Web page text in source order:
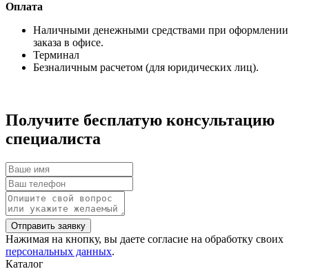
Оплата
Наличными денежными средствами при оформлении
заказа в офисе.
Терминал
Безналичным расчетом (для юридических лиц).
Получите бесплатую консультацию
специалиста
Нажимая на кнопку, вы даете согласие на обработку своих
персональных данных.
Каталог